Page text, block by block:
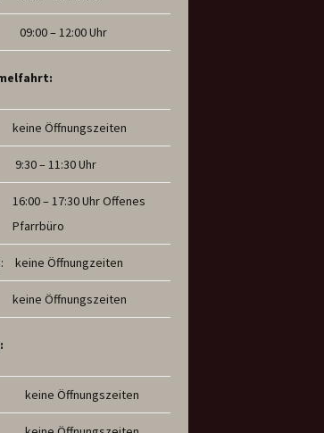
09:00 – 12:00 Uhr
keine Öffnungszeiten
9:30 – 11:30 Uhr
16:00 – 17:30 Uhr Offenes
Pfarrbüro
keine Öffnungzeiten
keine Öffnungszeiten
keine Öffnungszeiten